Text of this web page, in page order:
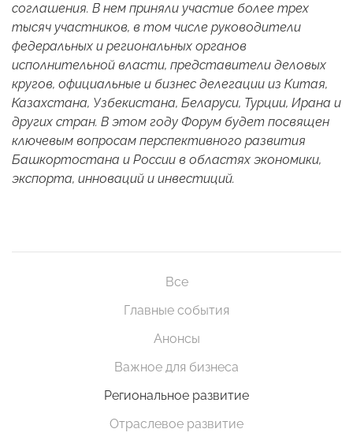
соглашения. В нем приняли участие более трех
тысяч участников, в том числе руководители
федеральных и региональных органов
исполнительной власти, представители деловых
кругов, официальные и бизнес делегации из Китая,
Казахстана, Узбекистана, Беларуси, Турции, Ирана и
других стран. В этом году Форум будет посвящен
ключевым вопросам перспективного развития
Башкортостана и России в областях экономики,
экспорта, инноваций и инвестиций.
Все
Главные события
Анонсы
Важное для бизнеса
Региональное развитие
Отраслевое развитие